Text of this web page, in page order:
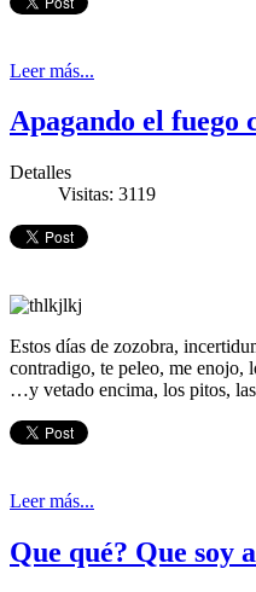
Leer más...
Apagando el fuego
Detalles
Visitas: 3119
Estos días de zozobra,
contradigo, te peleo, me enojo,
…y vetado encima, los pitos,
Leer más...
Que qué? Que